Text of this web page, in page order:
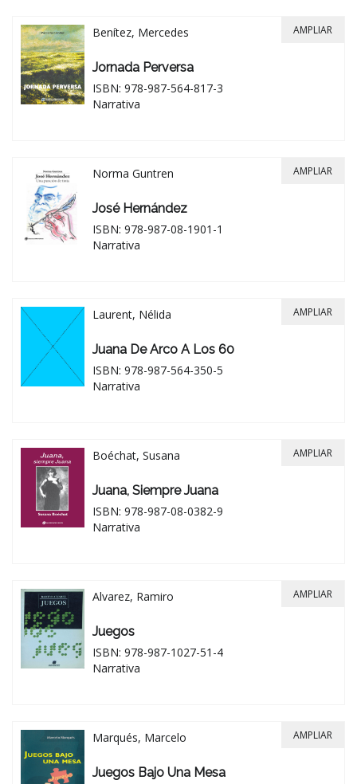
Benítez, Mercedes
Jornada Perversa
ISBN: 978-987-564-817-3
Narrativa
AMPLIAR
Norma Guntren
José Hernández
ISBN: 978-987-08-1901-1
Narrativa
AMPLIAR
Laurent, Nélida
Juana De Arco A Los 60
ISBN: 978-987-564-350-5
Narrativa
AMPLIAR
Boéchat, Susana
Juana, Siempre Juana
ISBN: 978-987-08-0382-9
Narrativa
AMPLIAR
Alvarez, Ramiro
Juegos
ISBN: 978-987-1027-51-4
Narrativa
AMPLIAR
Marqués, Marcelo
Juegos Bajo Una Mesa
AMPLIAR